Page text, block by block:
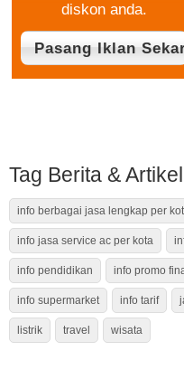
diskon anda.
Tag Berita & Artikel
info berbagai jasa lengkap per
info jasa service ac per kota
info pendidikan info promo
info supermarket info tarif
listrik travel wisata